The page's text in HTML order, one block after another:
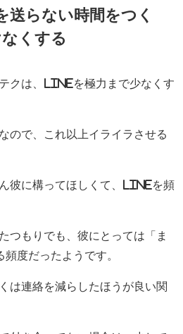
送らない時間をつく
くする
クは、LINEを極力まで少なくす
ので、これ以上イライラさせる
彼に構ってほしくて、LINEを頻
つもりでも、彼にとっては「ま
度だったようです。
は連絡を減らしたほうが良い関